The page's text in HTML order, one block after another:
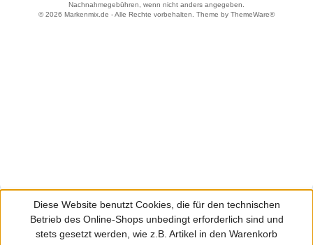
Nachnahmegebühren, wenn nicht anders angegeben.
© 2026 Markenmix.de - Alle Rechte vorbehalten. Theme by ThemeWare®
Diese Website benutzt Cookies, die für den technischen
Betrieb des Online-Shops unbedingt erforderlich sind und
stets gesetzt werden, wie z.B. Artikel in den Warenkorb